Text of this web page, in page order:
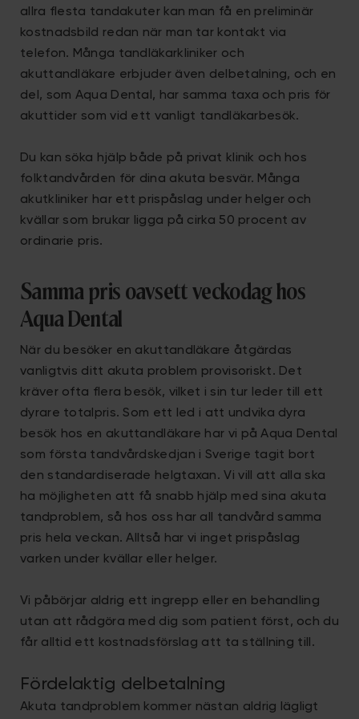
allra flesta tandakuter kan man få en preliminär
kostnadsbild redan när man tar kontakt via
telefon. Många tandläkarkliniker och
akuttandläkare erbjuder även delbetalning, och en
del, som Aqua Dental, har samma taxa och pris för
akuttider som vid ett vanligt tandläkarbesök.
Du kan söka hjälp både på privat klinik och hos
folktandvården för dina akuta besvär. Många
akutkliniker har ett prispåslag under helger och
kvällar som brukar ligga på cirka 50 procent av
ordinarie pris.
Samma pris oavsett veckodag hos
Aqua Dental
När du besöker en akuttandläkare åtgärdas
vanligtvis ditt akuta problem provisoriskt. Det
kräver ofta flera besök, vilket i sin tur leder till ett
dyrare totalpris. Som ett led i att undvika dyra
besök hos en akuttandläkare har vi på Aqua Dental
som första tandvårdskedjan i Sverige tagit bort
den standardiserade helgtaxan. Vi vill att alla ska
ha möjligheten att få snabb hjälp med sina akuta
tandproblem, så hos oss har all tandvård samma
pris hela veckan. Alltså har vi inget prispåslag
varken under kvällar eller helger.
Vi påbörjar aldrig ett ingrepp eller en behandling
utan att rådgöra med dig som patient först, och du
får alltid ett kostnadsförslag att ta ställning till.
Fördelaktig delbetalning
Akuta tandproblem kommer nästan aldrig lägligt